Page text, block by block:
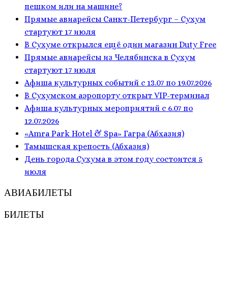
пешком или на машине?
Прямые авиарейсы Санкт-Петербург – Сухум
стартуют 17 июля
В Сухуме открылся ещё один магазин Duty Free
Прямые авиарейсы из Челябинска в Сухум
стартуют 17 июля
Афиша культурных событий с 13.07 по 19.07.2026
В Сухумском аэропорту открыт VIP-терминал
Афиша культурных мероприятий с 6.07 по
12.07.2026
«Amra Park Hotel & Spa» Гагра (Абхазия)
Тамышская крепость (Абхазия)
День города Сухума в этом году состоится 5
июля
АВИАБИЛЕТЫ
БИЛЕТЫ